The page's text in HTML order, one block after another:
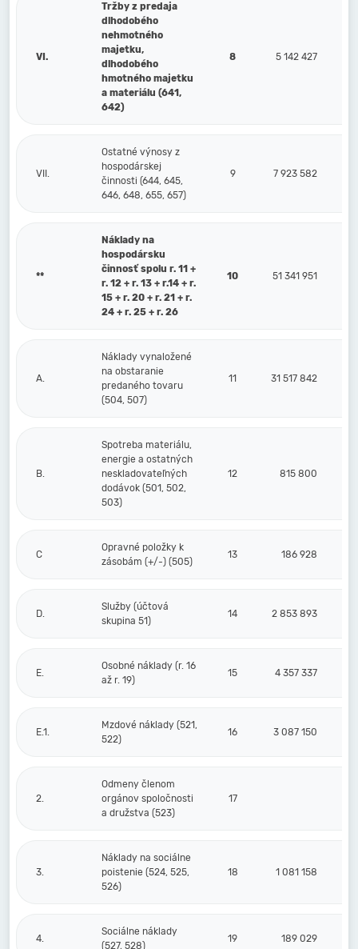
VI.
Tržby z predaja
dlhodobého
nehmotného
majetku,
dlhodobého
hmotného majetku
a materiálu (641,
642)
8 5 142 427
VII.
Ostatné výnosy z
hospodárskej
činnosti (644, 645,
646, 648, 655, 657)
9 7 923 582
**
Náklady na
hospodársku
činnosť spolu r. 11 +
r. 12 + r. 13 + r.14 + r.
15 + r. 20 + r. 21 + r.
24 + r. 25 + r. 26
10 51 341 951
A.
Náklady vynaložené
na obstaranie
predaného tovaru
(504, 507)
11 31 517 842
B.
Spotreba materiálu,
energie a ostatných
neskladovateľných
dodávok (501, 502,
503)
12 815 800
C
Opravné položky k
zásobám (+/-) (505)
13 186 928
D.
Služby (účtová
skupina 51)
14 2 853 893
E.
Osobné náklady (r. 16
až r. 19)
15 4 357 337
E.1.
Mzdové náklady (521,
522)
16 3 087 150
2.
Odmeny členom
orgánov spoločnosti
a družstva (523)
17
3.
Náklady na sociálne
poistenie (524, 525,
526)
18 1 081 158
4.
Sociálne náklady
(527, 528)
19 189 029